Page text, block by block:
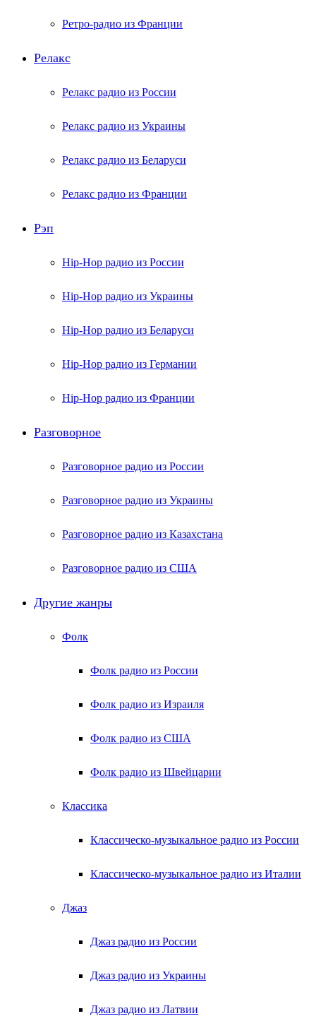
Ретро-радио из Франции
Релакс
Релакс радио из России
Релакс радио из Украины
Релакс радио из Беларуси
Релакс радио из Франции
Рэп
Hip-Hop радио из России
Hip-Hop радио из Украины
Hip-Hop радио из Беларуси
Hip-Hop радио из Германии
Hip-Hop радио из Франции
Разговорное
Разговорное радио из России
Разговорное радио из Украины
Разговорное радио из Казахстана
Разговорное радио из США
Другие жанры
Фолк
Фолк радио из России
Фолк радио из Израиля
Фолк радио из США
Фолк радио из Швейцарии
Классика
Классическо-музыкальное радио из России
Классическо-музыкальное радио из Италии
Джаз
Джаз радио из России
Джаз радио из Украины
Джаз радио из Латвии